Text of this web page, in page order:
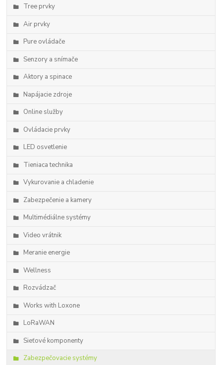
Tree prvky
Air prvky
Pure ovládače
Senzory a snímače
Aktory a spinace
Napájacie zdroje
Online služby
Ovládacie prvky
LED osvetlenie
Tieniaca technika
Vykurovanie a chladenie
Zabezpečenie a kamery
Multimédiálne systémy
Video vrátnik
Meranie energie
Wellness
Rozvádzač
Works with Loxone
LoRaWAN
Sieťové komponenty
Zabezpečovacie systémy